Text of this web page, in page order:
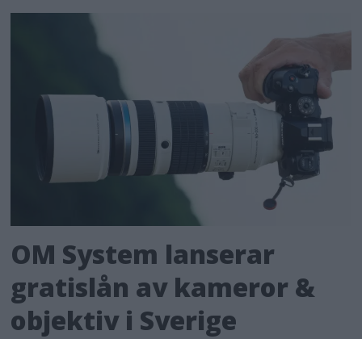
OM System lanserar
gratislån av kameror &
objektiv i Sverige